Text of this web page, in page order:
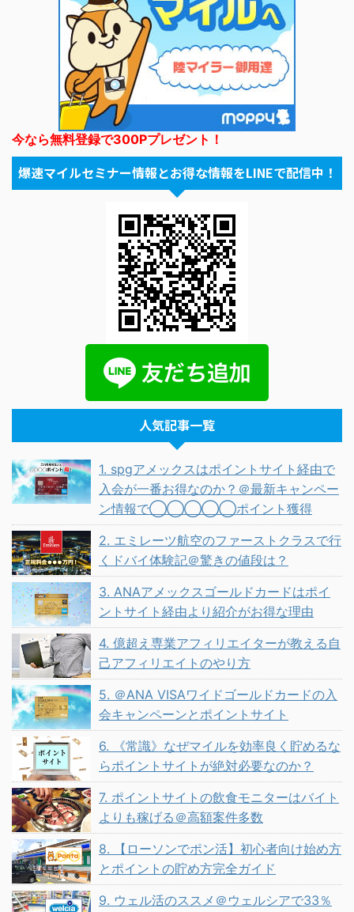
今なら無料登録で300Pプレゼント！
爆速マイルセミナー情報とお得な情報をLINEで配信中！
人気記事一覧
1. spgアメックスはポイントサイト経由で
入会が一番お得なのか？＠最新キャンペー
ン情報で◯◯◯◯◯ポイント獲得
2. エミレーツ航空のファーストクラスで行
くドバイ体験記＠驚きの値段は？
3. ANAアメックスゴールドカードはポイ
ントサイト経由より紹介がお得な理由
4. 億超え専業アフィリエイターが教える自
己アフィリエイトのやり方
5. ＠ANA VISAワイドゴールドカードの入
会キャンペーンとポイントサイト
6. 《常識》なぜマイルを効率良く貯めるな
らポイントサイトが絶対必要なのか？
7. ポイントサイトの飲食モニターはバイト
よりも稼げる＠高額案件多数
8. 【ローソンでポン活】初心者向け始め方
とポイントの貯め方完全ガイド
9. ウェル活のススメ＠ウェルシアで33％